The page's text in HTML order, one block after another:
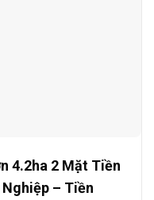
4.2ha 2 Mặt Tiền
– Tiền